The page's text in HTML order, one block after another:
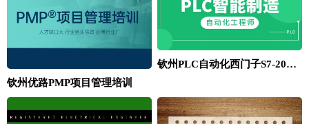
钦州优路PMP项目管理培训
钦州PLC自动化西门子S7-200SMART编程班